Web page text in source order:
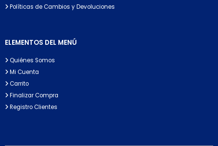
Políticas de Cambios y Devoluciones
ELEMENTOS DEL MENÚ
Quiénes Somos
Mi Cuenta
Carrito
Finalizar Compra
Registro Clientes